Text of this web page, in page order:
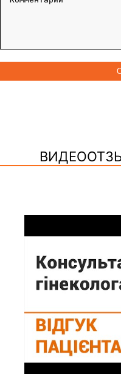
КОНСУЛЬТАЦИЯ
ПАЦИЕНТКИ